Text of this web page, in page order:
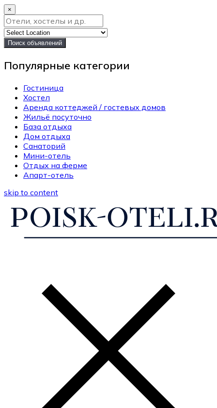
×
Поиск объявлений
Популярные категории
Гостиница
Хостел
Аренда коттеджей / гостевых домов
Жильё посуточно
База отдыха
Дом отдыха
Санаторий
Мини-отель
Отдых на ферме
Апарт-отель
skip to content